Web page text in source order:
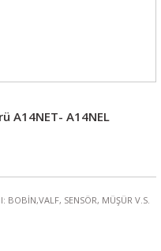
A14NET- A14NEL
BOBİN,VALF, SENSÖR, MÜŞÜR V.S.